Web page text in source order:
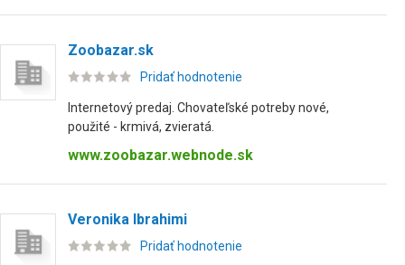
Zoobazar.sk
Pridať hodnotenie
Internetový predaj. Chovateľské potreby nové,
použité - krmivá, zvieratá.
www.zoobazar.webnode.sk
Veronika Ibrahimi
Pridať hodnotenie